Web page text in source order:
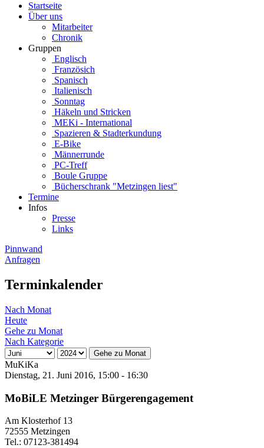
Startseite
Über uns
Mitarbeiter
Chronik
Gruppen
Englisch
Französich
Spanisch
Italienisch
Sonntag
Häkeln und Stricken
MEKi - International
Spazieren & Stadterkundung
E-Bike
Männerrunde
PC-Treff
Boule Gruppe
Bücherschrank "Metzingen liest"
Termine
Infos
Presse
Links
Pinnwand
Anfragen
Terminkalender
Nach Monat
Heute
Gehe zu Monat
Nach Kategorie
Gehe zu Monat
MuKiKa
Dienstag, 21. Juni 2016, 15:00 - 16:30
MoBiLE Metzinger Bürgerengagement
Am Klosterhof 13
72555 Metzingen
Tel.: 07123-381494